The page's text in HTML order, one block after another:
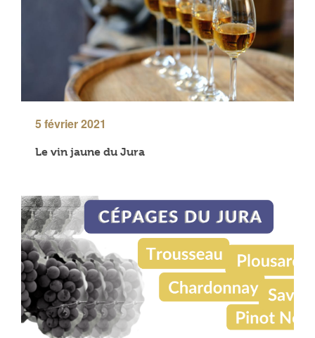
5 février 2021
Le vin jaune du Jura